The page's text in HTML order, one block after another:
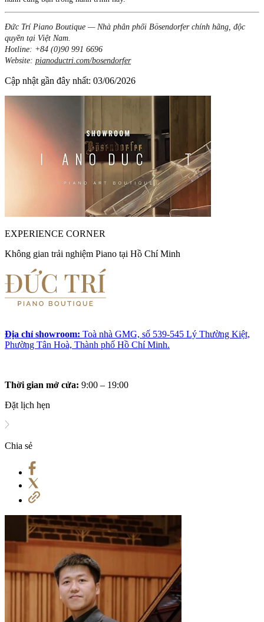
Đức Trí Piano Boutique — Nhà phân phối Bösendorfer chính hãng, độc
quyền tại Việt Nam.
Hotline: +84 (0)90 991 6696
Website: pianoductri.com/bosendorfer
Cập nhật gần đây nhất: 03/06/2026
EXPERIENCE CORNER
Không gian trải nghiệm Piano tại Hồ Chí Minh
Địa chỉ showroom: Toà nhà GMG, số 539-545 Lý Thường Kiệt,
Phường Tân Hoà, Thành phố Hồ Chí Minh.
Thời gian mở cửa: 9:00 – 19:00
Đặt lịch hẹn
Chia sẻ